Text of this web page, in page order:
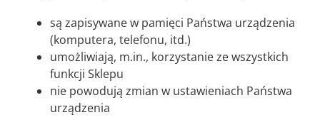
są zapisywane w pamięci Państwa urządzenia
(komputera, telefonu, itd.)
umożliwiają, m.in., korzystanie ze wszystkich
funkcji Sklepu
nie powodują zmian w ustawieniach Państwa
urządzenia